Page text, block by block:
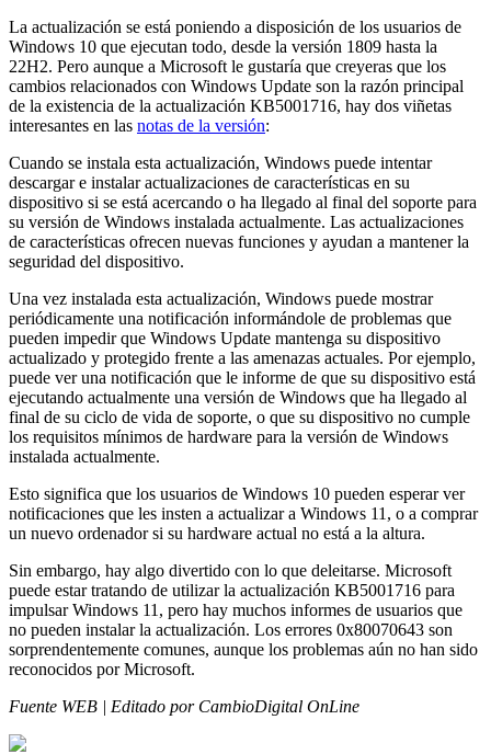
La actualización se está poniendo a disposición de los usuarios de
Windows 10 que ejecutan todo, desde la versión 1809 hasta la
22H2. Pero aunque a Microsoft le gustaría que creyeras que los
cambios relacionados con Windows Update son la razón principal
de la existencia de la actualización KB5001716, hay dos viñetas
interesantes en las notas de la versión:
Cuando se instala esta actualización, Windows puede intentar
descargar e instalar actualizaciones de características en su
dispositivo si se está acercando o ha llegado al final del soporte para
su versión de Windows instalada actualmente. Las actualizaciones
de características ofrecen nuevas funciones y ayudan a mantener la
seguridad del dispositivo.
Una vez instalada esta actualización, Windows puede mostrar
periódicamente una notificación informándole de problemas que
pueden impedir que Windows Update mantenga su dispositivo
actualizado y protegido frente a las amenazas actuales. Por ejemplo,
puede ver una notificación que le informe de que su dispositivo está
ejecutando actualmente una versión de Windows que ha llegado al
final de su ciclo de vida de soporte, o que su dispositivo no cumple
los requisitos mínimos de hardware para la versión de Windows
instalada actualmente.
Esto significa que los usuarios de Windows 10 pueden esperar ver
notificaciones que les insten a actualizar a Windows 11, o a comprar
un nuevo ordenador si su hardware actual no está a la altura.
Sin embargo, hay algo divertido con lo que deleitarse. Microsoft
puede estar tratando de utilizar la actualización KB5001716 para
impulsar Windows 11, pero hay muchos informes de usuarios que
no pueden instalar la actualización. Los errores 0x80070643 son
sorprendentemente comunes, aunque los problemas aún no han sido
reconocidos por Microsoft.
Fuente WEB | Editado por CambioDigital OnLine